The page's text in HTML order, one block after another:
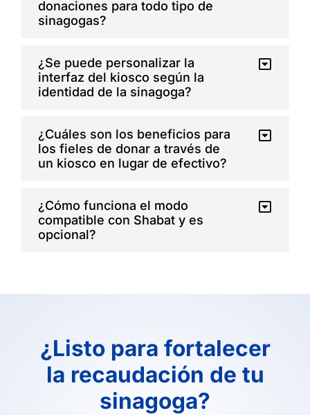
donaciones para todo tipo de
sinagogas?
¿Se puede personalizar la
interfaz del kiosco según la
identidad de la sinagoga?
¿Cuáles son los beneficios para
los fieles de donar a través de
un kiosco en lugar de efectivo?
¿Cómo funciona el modo
compatible con Shabat y es
opcional?
¿Listo para fortalecer
la recaudación de tu
sinagoga?